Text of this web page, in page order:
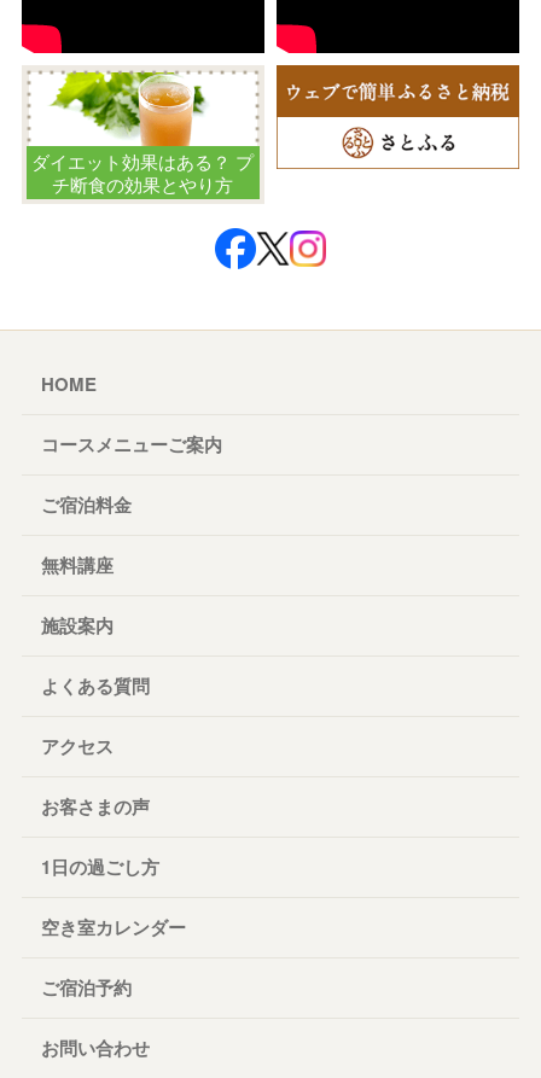
ダイエット効果はある？ プ
チ断食の効果とやり方
HOME
コースメニューご案内
ご宿泊料金
無料講座
施設案内
よくある質問
アクセス
お客さまの声
1日の過ごし方
空き室カレンダー
ご宿泊予約
お問い合わせ